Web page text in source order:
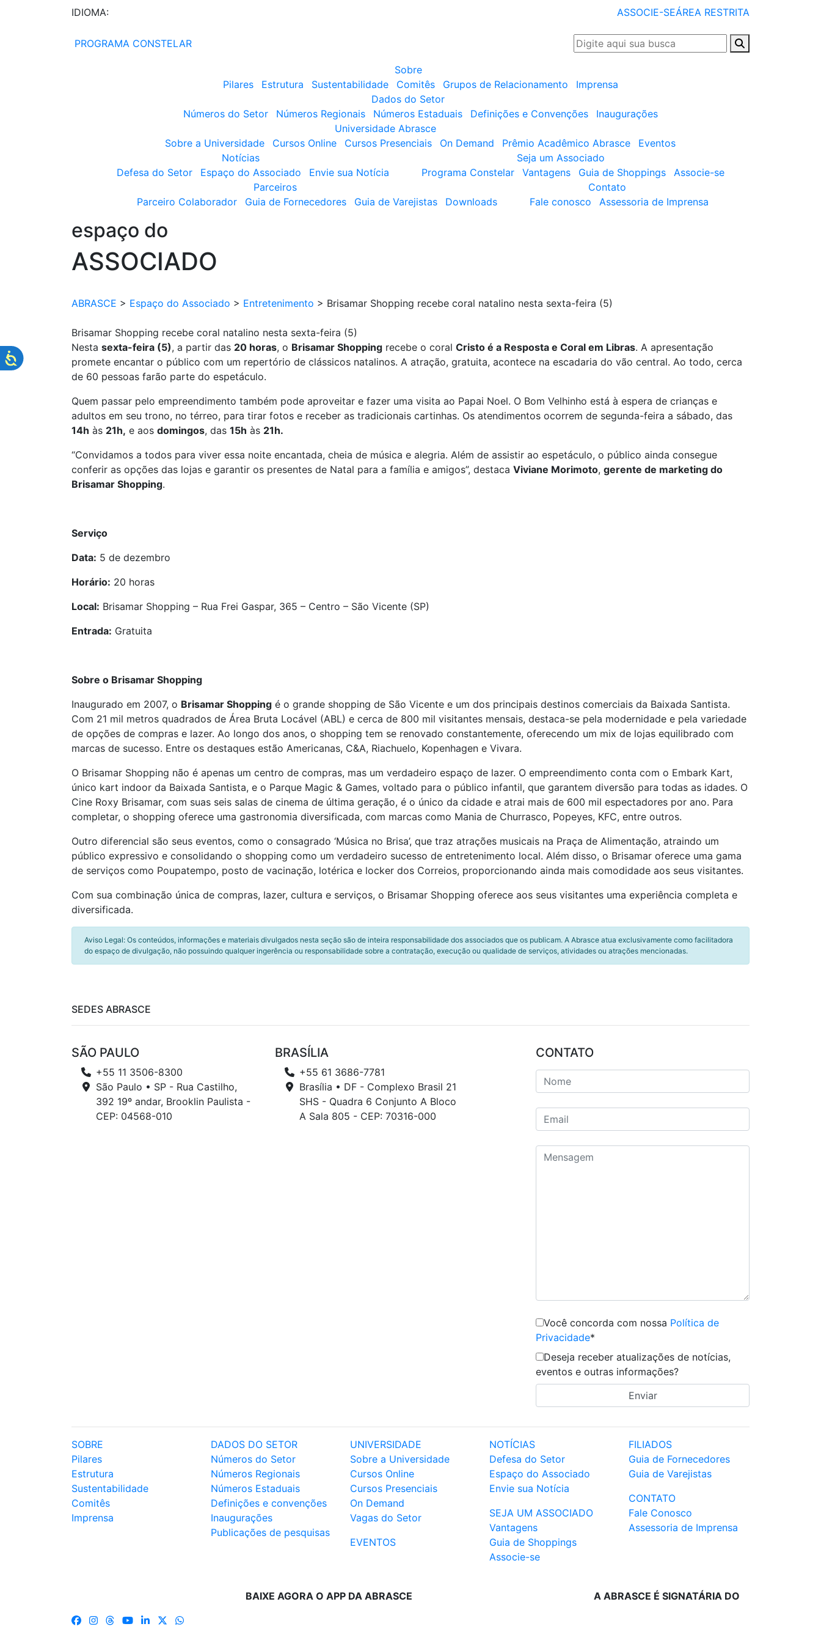
IDIOMA: ASSOCIE-SEÁREA RESTRITA
PROGRAMA CONSTELAR
Sobre
Pilares
Estrutura Sustentabilidade Comitês Grupos de Relacionamento
Imprensa
Dados do Setor
Números do Setor
Números Regionais Números Estaduais Definições e Convenções
Inaugurações
Universidade Abrasce
Sobre a Universidade
Cursos Online Cursos Presenciais On Demand Prêmio Acadêmico Abrasce
Eventos
Notícias
Defesa do Setor
Espaço do Associado Envie sua Notícia
Seja um Associado
Programa Constelar
Vantagens Guia de Shoppings
Associe-se
Parceiros
Parceiro Colaborador
Guia de Fornecedores Guia de Varejistas Downloads
Contato
Fale conosco
Assessoria de Imprensa
espaço do
ASSOCIADO
ABRASCE > Espaço do Associado > Entretenimento > Brisamar Shopping recebe coral natalino nesta sexta-feira (5)
Brisamar Shopping recebe coral natalino nesta sexta-feira (5)
Nesta sexta-feira (5), a partir das 20 horas, o Brisamar Shopping recebe o coral Cristo é a Resposta e Coral em Libras. A apresentação
promete encantar o público com um repertório de clássicos natalinos. A atração, gratuita, acontece na escadaria do vão central. Ao todo, cerca
de 60 pessoas farão parte do espetáculo.
Quem passar pelo empreendimento também pode aproveitar e fazer uma visita ao Papai Noel. O Bom Velhinho está à espera de crianças e
adultos em seu trono, no térreo, para tirar fotos e receber as tradicionais cartinhas. Os atendimentos ocorrem de segunda-feira a sábado, das
14h às 21h, e aos domingos, das 15h às 21h.
“Convidamos a todos para viver essa noite encantada, cheia de música e alegria. Além de assistir ao espetáculo, o público ainda consegue
conferir as opções das lojas e garantir os presentes de Natal para a família e amigos”, destaca Viviane Morimoto, gerente de marketing do
Brisamar Shopping.
Serviço
Data: 5 de dezembro
Horário: 20 horas
Local: Brisamar Shopping – Rua Frei Gaspar, 365 – Centro – São Vicente (SP)
Entrada: Gratuita
Sobre o Brisamar Shopping
Inaugurado em 2007, o Brisamar Shopping é o grande shopping de São Vicente e um dos principais destinos comerciais da Baixada Santista.
Com 21 mil metros quadrados de Área Bruta Locável (ABL) e cerca de 800 mil visitantes mensais, destaca-se pela modernidade e pela variedade
de opções de compras e lazer. Ao longo dos anos, o shopping tem se renovado constantemente, oferecendo um mix de lojas equilibrado com
marcas de sucesso. Entre os destaques estão Americanas, C&A, Riachuelo, Kopenhagen e Vivara.
O Brisamar Shopping não é apenas um centro de compras, mas um verdadeiro espaço de lazer. O empreendimento conta com o Embark Kart,
único kart indoor da Baixada Santista, e o Parque Magic & Games, voltado para o público infantil, que garantem diversão para todas as idades. O
Cine Roxy Brisamar, com suas seis salas de cinema de última geração, é o único da cidade e atrai mais de 600 mil espectadores por ano. Para
completar, o shopping oferece uma gastronomia diversificada, com marcas como Mania de Churrasco, Popeyes, KFC, entre outros.
Outro diferencial são seus eventos, como o consagrado ‘Música no Brisa’, que traz atrações musicais na Praça de Alimentação, atraindo um
público expressivo e consolidando o shopping como um verdadeiro sucesso de entretenimento local. Além disso, o Brisamar oferece uma gama
de serviços como Poupatempo, posto de vacinação, lotérica e locker dos Correios, proporcionando ainda mais comodidade aos seus visitantes.
Com sua combinação única de compras, lazer, cultura e serviços, o Brisamar Shopping oferece aos seus visitantes uma experiência completa e
diversificada.
Aviso Legal: Os conteúdos, informações e materiais divulgados nesta seção são de inteira responsabilidade dos associados que os publicam. A Abrasce atua exclusivamente como facilitadora
do espaço de divulgação, não possuindo qualquer ingerência ou responsabilidade sobre a contratação, execução ou qualidade de serviços, atividades ou atrações mencionadas.
SEDES ABRASCE
SÃO PAULO
+55 11 3506-8300
São Paulo • SP - Rua Castilho,
392 19º andar, Brooklin Paulista -
CEP: 04568-010
BRASÍLIA
+55 61 3686-7781
Brasília • DF - Complexo Brasil 21
SHS - Quadra 6 Conjunto A Bloco
A Sala 805 - CEP: 70316-000
CONTATO
Você concorda com nossa Política de
Privacidade*
Deseja receber atualizações de notícias,
eventos e outras informações?
SOBRE
Pilares
Estrutura
Sustentabilidade
Comitês
Imprensa
DADOS DO SETOR
Números do Setor
Números Regionais
Números Estaduais
Definições e convenções
Inaugurações
Publicações de pesquisas
UNIVERSIDADE
Sobre a Universidade
Cursos Online
Cursos Presenciais
On Demand
Vagas do Setor
EVENTOS
NOTÍCIAS
Defesa do Setor
Espaço do Associado
Envie sua Notícia
SEJA UM ASSOCIADO
Vantagens
Guia de Shoppings
Associe-se
FILIADOS
Guia de Fornecedores
Guia de Varejistas
CONTATO
Fale Conosco
Assessoria de Imprensa
BAIXE AGORA O APP DA ABRASCE A ABRASCE É SIGNATÁRIA DO